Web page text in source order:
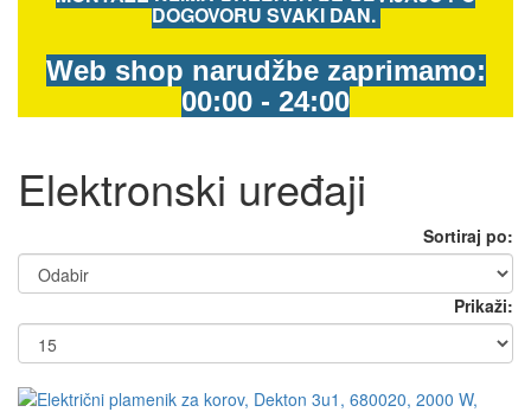
DOGOVORU SVAKI DAN.
Web shop narudžbe zaprimamo:
00:00 - 24:00
Elektronski uređaji
Sortiraj po:
Prikaži: